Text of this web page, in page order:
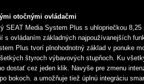
otočnými ovládačmi
SEAT Media System Plus s uhlopriečkou
s ovládaním základných najpoužívanejších
Plus tvorí plnohodnotný základ v ponuke
štyroch výbavových stupňoch. Ku
dostať cez jeden klik. Navyše pre zmenu
bokoch. a umožňuje tiež úplnú integráciu